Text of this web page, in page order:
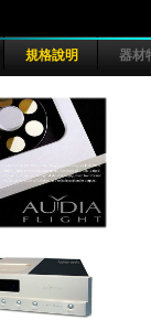
規格說明 器材